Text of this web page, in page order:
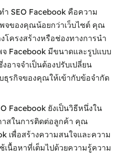
SEO Facebook คือความ
จของคุณน้อยกว่าเว็บไซต์ คุณ
โครงสร้างหรือช่องทางการนำ
จ Facebook มีขนาดและรูปแบบ
อาจจำเป็นต้องปรับเปลี่ยน
ธุรกิจของคุณให้เข้ากับข้อจำกัด
Facebook ยังเป็นวิธีหนึ่งใน
าสในการติดต่อลูกค้า คุณ
เพื่อสร้างความสนใจและความ
เนื้อหาที่เต็มไปด้วยความรู้ความ